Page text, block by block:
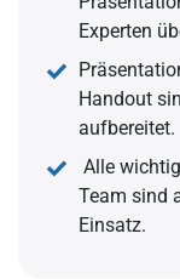
Experten
Handout
aufbereitet.
Alle
Team sind
Einsatz.